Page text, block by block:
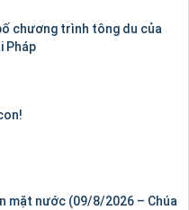
chương trình tông du của
Pháp
mặt nước (09/8/2026 – Chúa